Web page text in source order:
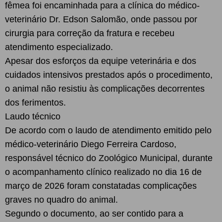
fêmea foi encaminhada para a clínica do médico-
veterinário Dr. Edson Salomão, onde passou por
cirurgia para correção da fratura e recebeu
atendimento especializado.
Apesar dos esforços da equipe veterinária e dos
cuidados intensivos prestados após o procedimento,
o animal não resistiu às complicações decorrentes
dos ferimentos.
Laudo técnico
De acordo com o laudo de atendimento emitido pelo
médico-veterinário Diego Ferreira Cardoso,
responsável técnico do Zoológico Municipal, durante
o acompanhamento clínico realizado no dia 16 de
março de 2026 foram constatadas complicações
graves no quadro do animal.
Segundo o documento, ao ser contido para a